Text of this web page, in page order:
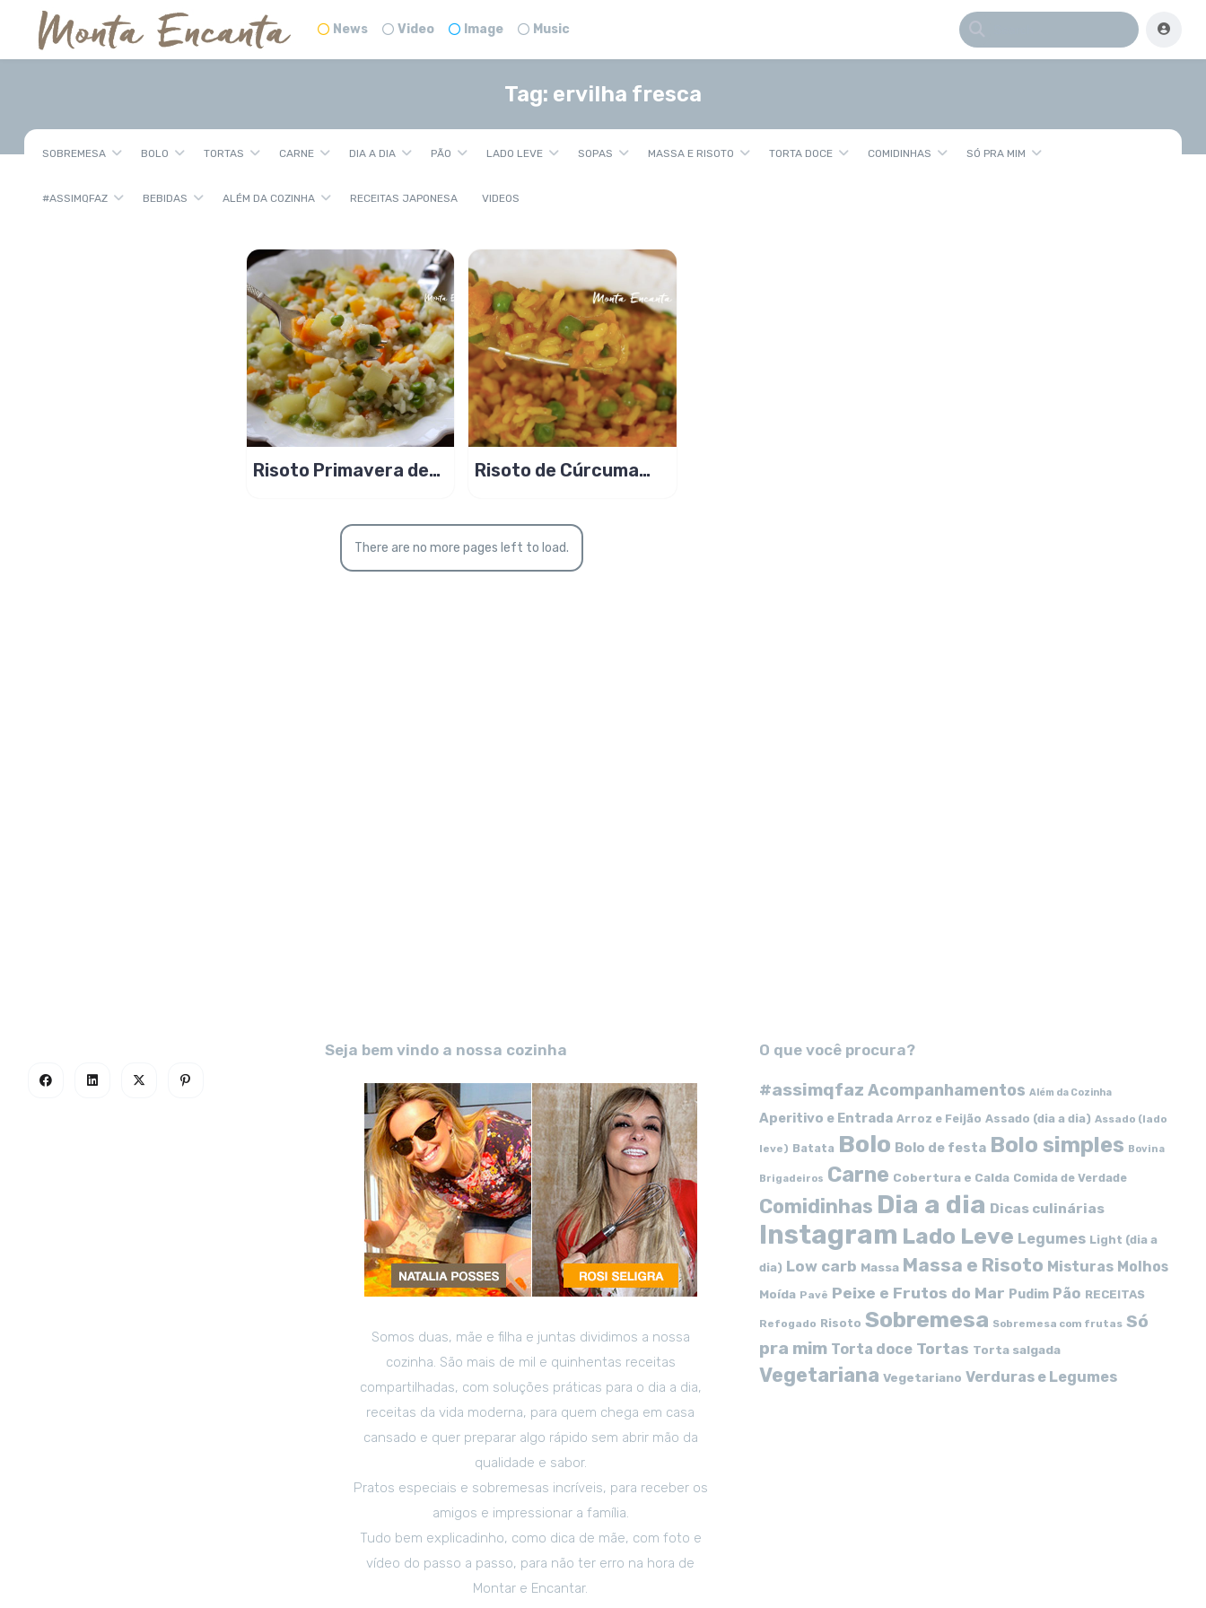
News Video Image Music
Tag: ervilha fresca
SOBREMESA BOLO TORTAS CARNE DIA A DIA PÃO LADO LEVE SOPAS MASSA E RISOTO TORTA DOCE COMIDINHAS SÓ PRA MIM
#ASSIMQFAZ BEBIDAS ALÉM DA COZINHA RECEITAS JAPONESA VIDEOS
Risoto Primavera de
Risoto de Cúrcuma
There are no more pages left to load.
Seja bem vindo a nossa cozinha
Somos duas, mãe e filha e juntas dividimos a nossa
cozinha. São mais de mil e quinhentas receitas
compartilhadas, com soluções práticas para o dia a dia,
receitas da vida moderna, para quem chega em casa
cansado e quer preparar algo rápido sem abrir mão da
qualidade e sabor.
Pratos especiais e sobremesas incríveis, para receber os
amigos e impressionar a família.
Tudo bem explicadinho, como dica de mãe, com foto e
vídeo do passo a passo, para não ter erro na hora de
Montar e Encantar.
O que você procura?
#assimqfaz Acompanhamentos Além da Cozinha
Aperitivo e Entrada Arroz e Feijão Assado (dia a dia) Assado (lado
leve) Batata Bolo Bolo de festa Bolo simples Bovina
Brigadeiros Carne Cobertura e Calda Comida de Verdade
Comidinhas Dia a dia Dicas culinárias
Instagram Lado Leve Legumes Light (dia a
dia) Low carb Massa Massa e Risoto Misturas Molhos
Moída Pavê Peixe e Frutos do Mar Pudim Pão RECEITAS
Refogado Risoto Sobremesa Sobremesa com frutas Só
pra mim Torta doce Tortas Torta salgada
Vegetariana Vegetariano Verduras e Legumes